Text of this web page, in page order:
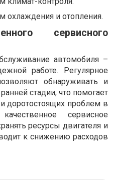
охлаждения и отопления.
сервисного
автомобиля –
работе. Регулярное
обнаруживать и
стадии, что помогает
доротостоящих проблем в
сервисное
ресурсы двигателя и
к снижению расходов